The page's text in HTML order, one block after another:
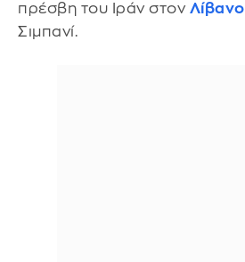
πρέσβη του Ιράν στον Λίβανο
Σιμπανί.